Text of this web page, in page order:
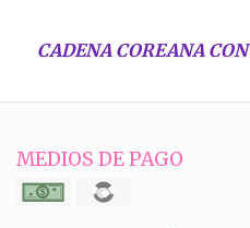
CADENA COREANA
MEDIOS DE PAGO